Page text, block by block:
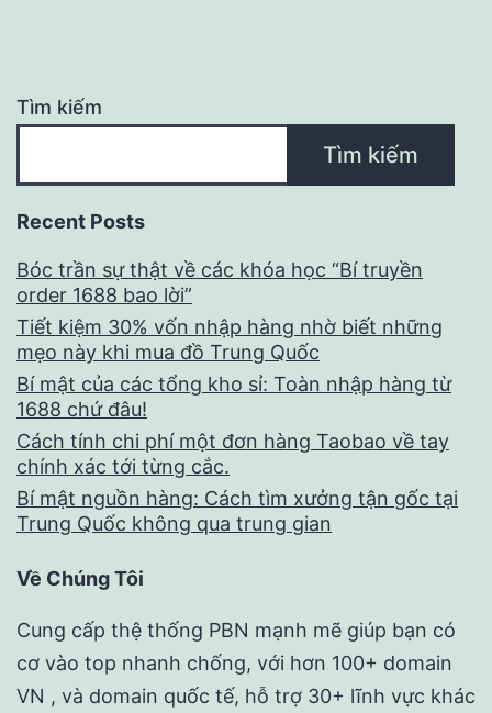
Tìm kiếm
Tìm kiếm
Recent Posts
Bóc trần sự thật về các khóa học “Bí truyền
order 1688 bao lời”
Tiết kiệm 30% vốn nhập hàng nhờ biết những
mẹo này khi mua đồ Trung Quốc
Bí mật của các tổng kho sỉ: Toàn nhập hàng từ
1688 chứ đâu!
Cách tính chi phí một đơn hàng Taobao về tay
chính xác tới từng cắc.
Bí mật nguồn hàng: Cách tìm xưởng tận gốc tại
Trung Quốc không qua trung gian
Về Chúng Tôi
Cung cấp thệ thống PBN mạnh mẽ giúp bạn có
cơ vào top nhanh chống, với hơn 100+ domain
VN , và domain quốc tế, hỗ trợ 30+ lĩnh vực khác